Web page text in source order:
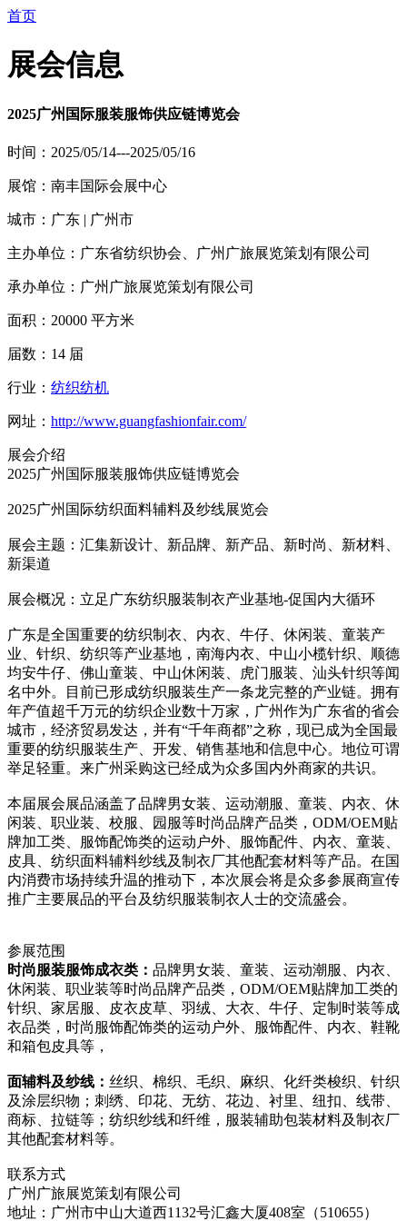
首页
展会信息
2025广州国际服装服饰供应链博览会
时间：2025/05/14---2025/05/16
展馆：南丰国际会展中心
城市：广东 | 广州市
主办单位：广东省纺织协会、广州广旅展览策划有限公司
承办单位：广州广旅展览策划有限公司
面积：20000 平方米
届数：14 届
行业： 纺织纺机
网址： http://www.guangfashionfair.com/
展会介绍
2025广州国际服装服饰供应链博览会
2025广州国际纺织面料辅料及纱线展览会
展会主题：汇集新设计、新品牌、新产品、新时尚、新材料、
新渠道
展会概况：立足广东纺织服装制衣产业基地-促国内大循环
广东是全国重要的纺织制衣、内衣、牛仔、休闲装、童装产
业、针织、纺织等产业基地，南海内衣、中山小榄针织、顺德
均安牛仔、佛山童装、中山休闲装、虎门服装、汕头针织等闻
名中外。目前已形成纺织服装生产一条龙完整的产业链。拥有
年产值超千万元的纺织企业数十万家，广州作为广东省的省会
城市，经济贸易发达，并有“千年商都”之称，现已成为全国最
重要的纺织服装生产、开发、销售基地和信息中心。地位可谓
举足轻重。来广州采购这已经成为众多国内外商家的共识。
本届展会展品涵盖了品牌男女装、运动潮服、童装、内衣、休
闲装、职业装、校服、园服等时尚品牌产品类，ODM/OEM贴
牌加工类、服饰配饰类的运动户外、服饰配件、内衣、童装、
皮具、纺织面料辅料纱线及制衣厂其他配套材料等产品。在国
内消费市场持续升温的推动下，本次展会将是众多参展商宣传
推广主要展品的平台及纺织服装制衣人士的交流盛会。
参展范围
时尚服装服饰成衣类： 品牌男女装、童装、运动潮服、内衣、
休闲装、职业装等时尚品牌产品类，ODM/OEM贴牌加工类的
针织、家居服、皮衣皮草、羽绒、大衣、牛仔、定制时装等成
衣品类，时尚服饰配饰类的运动户外、服饰配件、内衣、鞋靴
和箱包皮具等，
面辅料及纱线： 丝织、棉织、毛织、麻织、化纤类梭织、针织
及涂层织物；刺绣、印花、无纺、花边、衬里、纽扣、线带、
商标、拉链等；纺织纱线和纤维，服装辅助包装材料及制衣厂
其他配套材料等。
联系方式
广州广旅展览策划有限公司
地址：广州市中山大道西1132号汇鑫大厦408室（510655）